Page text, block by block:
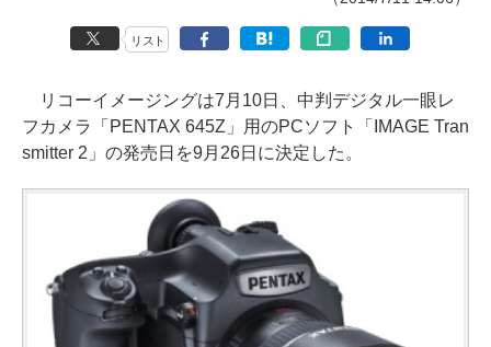
リスト
リコーイメージングは7月10日、中判デジタル一眼レ
フカメラ「PENTAX 645Z」用のPCソフト「IMAGE Tran
smitter 2」の発売日を9月26日に決定した。